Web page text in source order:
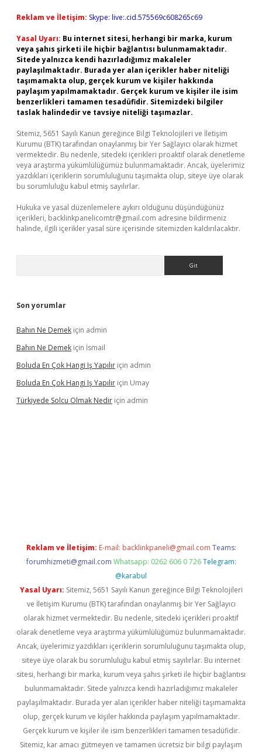
Reklam ve İletişim: Skype: live:.cid.575569c608265c69
Yasal Uyarı: Bu internet sitesi, herhangi bir marka, kurum
veya şahıs şirketi ile hiçbir bağlantısı bulunmamaktadır.
Sitede yalnızca kendi hazırladığımız makaleler
paylaşılmaktadır. Burada yer alan içerikler haber niteliği
taşımamakta olup, gerçek kurum ve kişiler hakkında
paylaşım yapılmamaktadır. Gerçek kurum ve kişiler ile isim
benzerlikleri tamamen tesadüfidir. Sitemizdeki bilgiler
taslak halindedir ve tavsiye niteliği taşımazlar.
Sitemiz, 5651 Sayılı Kanun gereğince Bilgi Teknolojileri ve İletişim
Kurumu (BTK) tarafından onaylanmış bir Yer Sağlayıcı olarak hizmet
vermektedir. Bu nedenle, sitedeki içerikleri proaktif olarak denetleme
veya araştırma yükümlülüğümüz bulunmamaktadır. Ancak, üyelerimiz
yazdıkları içeriklerin sorumluluğunu taşımakta olup, siteye üye olarak
bu sorumluluğu kabul etmiş sayılırlar.
Hukuka ve yasal düzenlemelere aykırı olduğunu düşündüğünüz
içerikleri, backlinkpanelicomtr@gmail.com adresine bildirmeniz
halinde, ilgili içerikler yasal süre içerisinde sitemizden kaldırılacaktır.
Son yorumlar
Bahın Ne Demek için admin
Bahın Ne Demek için İsmail
Boluda En Çok Hangi Iş Yapılır için admin
Boluda En Çok Hangi Iş Yapılır için Umay
Türkiyede Solcu Olmak Nedir için admin
Reklam ve İletişim: E-mail: backlinkpaneli@gmail.com Teams:
forumhizmeti@gmail.com Whatsapp: 0262 606 0 726 Telegram:
@karabul
Yasal Uyarı: Sitemiz, 5651 Sayılı Kanun gereğince Bilgi Teknolojileri
ve İletişim Kurumu (BTK) tarafından onaylanmış bir Yer Sağlayıcı
olarak hizmet vermektedir. Bu nedenle, sitedeki içerikleri proaktif
olarak denetleme veya araştırma yükümlülüğümüz bulunmamaktadır.
Ancak, üyelerimiz yazdıkları içeriklerin sorumluluğunu taşımakta olup,
siteye üye olarak bu sorumluluğu kabul etmiş sayılırlar. Bu internet
sitesi, herhangi bir marka, kurum veya şahıs şirketi ile hiçbir bağlantısı
bulunmamaktadır. Sitede yalnızca kendi hazırladığımız makaleler
paylaşılmaktadır. Burada yer alan içerikler haber niteliği taşımamakta
olup, gerçek kurum ve kişiler hakkında paylaşım yapılmamaktadır.
Gerçek kurum ve kişiler ile isim benzerlikleri tamamen tesadüfidir.
Sitemiz, kar amacı gütmeyen ve tamamen ücretsiz bir bilgi paylaşım